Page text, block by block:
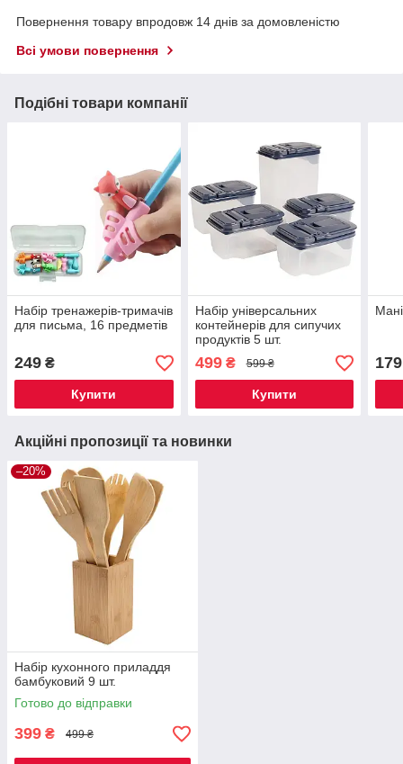
Повернення товару впродовж 14 днів за домовленістю
Всі умови повернення
Подібні товари компанії
Набір тренажерів-тримачів
для письма, 16 предметів
249 ₴
Купити
Набір універсальних
контейнерів для сипучих
продуктів 5 шт.
499₴ 599 ₴
Купити
179
Акційні пропозиції та новинки
–20%
Набір кухонного приладдя
бамбуковий 9 шт.
Готово до відправки
399 ₴ 499 ₴